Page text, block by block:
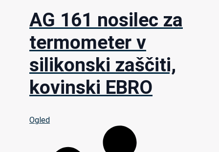
AG 161 nosilec za
termometer v
silikonski zaščiti,
kovinski EBRO
Ogled